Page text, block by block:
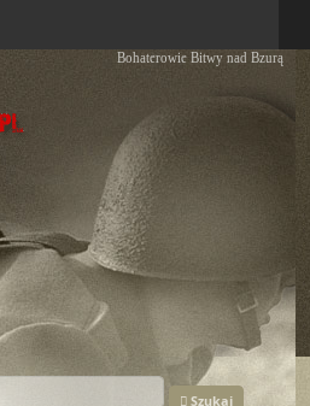
Bohaterowie Bitwy nad Bzurą
Szukaj